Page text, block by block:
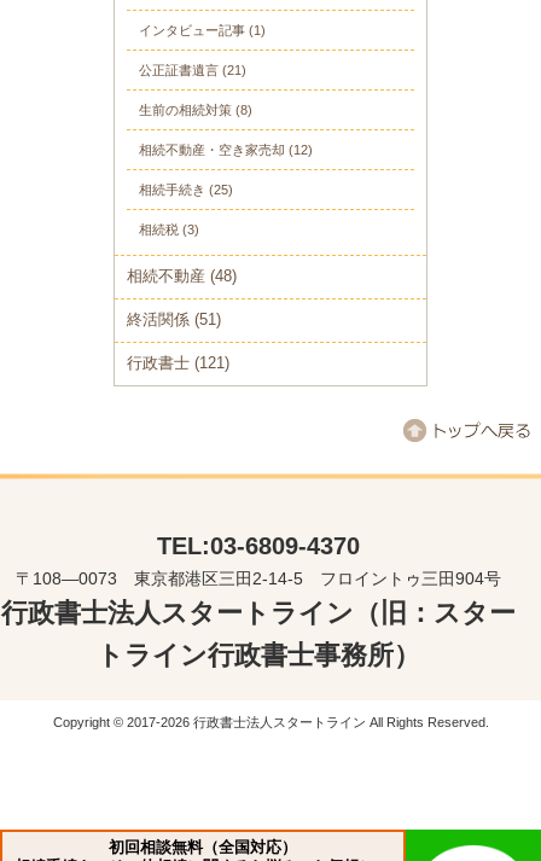
インタビュー記事 (1)
公正証書遺言 (21)
生前の相続対策 (8)
相続不動産・空き家売却 (12)
相続手続き (25)
相続税 (3)
相続不動産 (48)
終活関係 (51)
行政書士 (121)
TEL:03-6809-4370
〒108―0073 東京都港区三田2-14-5 フロイントゥ三田904号
行政書士法人スタートライン（旧：スター
トライン行政書士事務所）
Copyright © 2017-2026 行政書士法人スタートライン All Rights Reserved.
初回相談無料（全国対応）